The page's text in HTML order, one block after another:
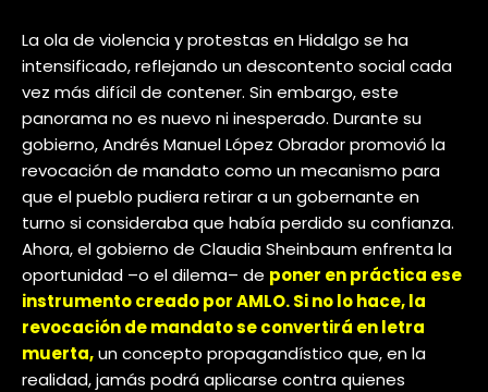
La ola de violencia y protestas en Hidalgo se ha
intensificado, reflejando un descontento social cada
vez más difícil de contener. Sin embargo, este
panorama no es nuevo ni inesperado. Durante su
gobierno, Andrés Manuel López Obrador promovió la
revocación de mandato como un mecanismo para
que el pueblo pudiera retirar a un gobernante en
turno si consideraba que había perdido su confianza.
Ahora, el gobierno de Claudia Sheinbaum enfrenta la
oportunidad –o el dilema– de poner en práctica ese
instrumento creado por AMLO. Si no lo hace, la
revocación de mandato se convertirá en letra
muerta,un concepto propagandístico que, en la
realidad, jamás podrá aplicarse contra quienes